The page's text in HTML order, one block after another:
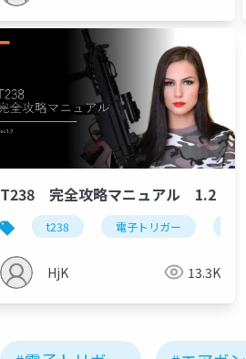
T238 完全攻略マニュアル 1.2
t238 電子トリガー
HjK 13.3K